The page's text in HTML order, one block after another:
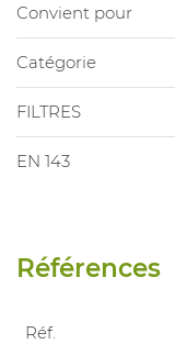
Convient pour
Catégorie
FILTRES
EN 143
Références
Réf.